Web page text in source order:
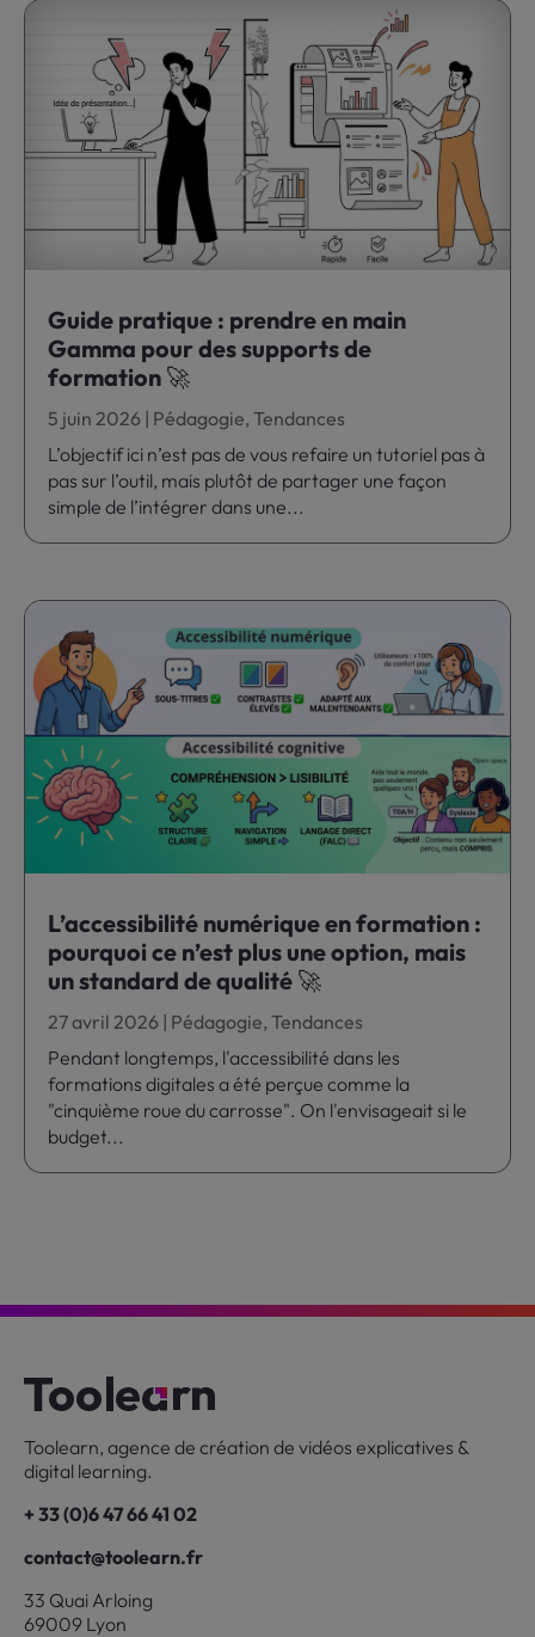
Guide pratique : prendre en main
Gamma pour des supports de
formation 🚀
5 juin 2026 | Pédagogie,Tendances
L’objectif ici n’est pas de vous refaire un tutoriel pas à
pas sur l’outil, mais plutôt de partager une façon
simple de l’intégrer dans une...
L’accessibilité numérique en formation :
pourquoi ce n’est plus une option, mais
un standard de qualité 🚀
27 avril 2026 | Pédagogie,Tendances
Pendant longtemps, l'accessibilité dans les
formations digitales a été perçue comme la
"cinquième roue du carrosse". On l'envisageait si le
budget...
Toolearn, agence de création de vidéos explicatives &
digital learning.
+ 33 (0)6 47 66 41 02
contact@toolearn.fr
33 Quai Arloing
69009 Lyon